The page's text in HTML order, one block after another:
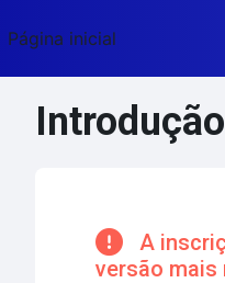
Página inicial
A
versão mais